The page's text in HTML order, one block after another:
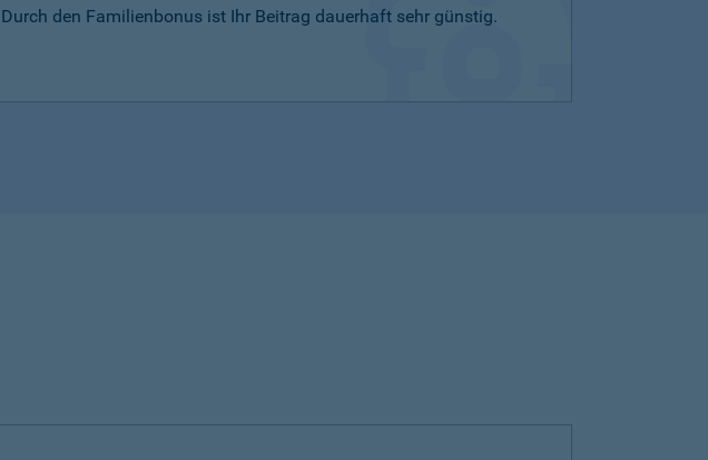
Durch den Familienbonus ist Ihr Beitrag dauerhaft sehr günstig.